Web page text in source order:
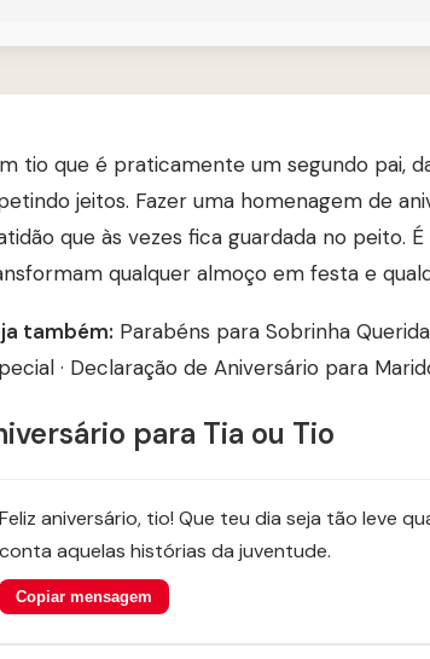
tio que é praticamente um segundo pai,
jeitos. Fazer uma homenagem de
que às vezes fica guardada no peito.
qualquer almoço em festa e
também: Parabéns para Sobrinha Querida
· Declaração de Aniversário para
para Tia ou Tio
Feliz aniversário, tio! Que teu dia seja tão leve
conta aquelas histórias da juventude.
Copiar mensagem